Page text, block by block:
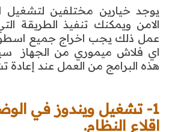
يوجد خيارين مختلفين لتشغيل
الامن ويمكنك تنفيذ الطريقة
عمل
اي فلاش ميموري من الجهاز
هذه البرامج من العمل عند إعادة
1- تشغيل ويندوز في
اقلاع النظام.